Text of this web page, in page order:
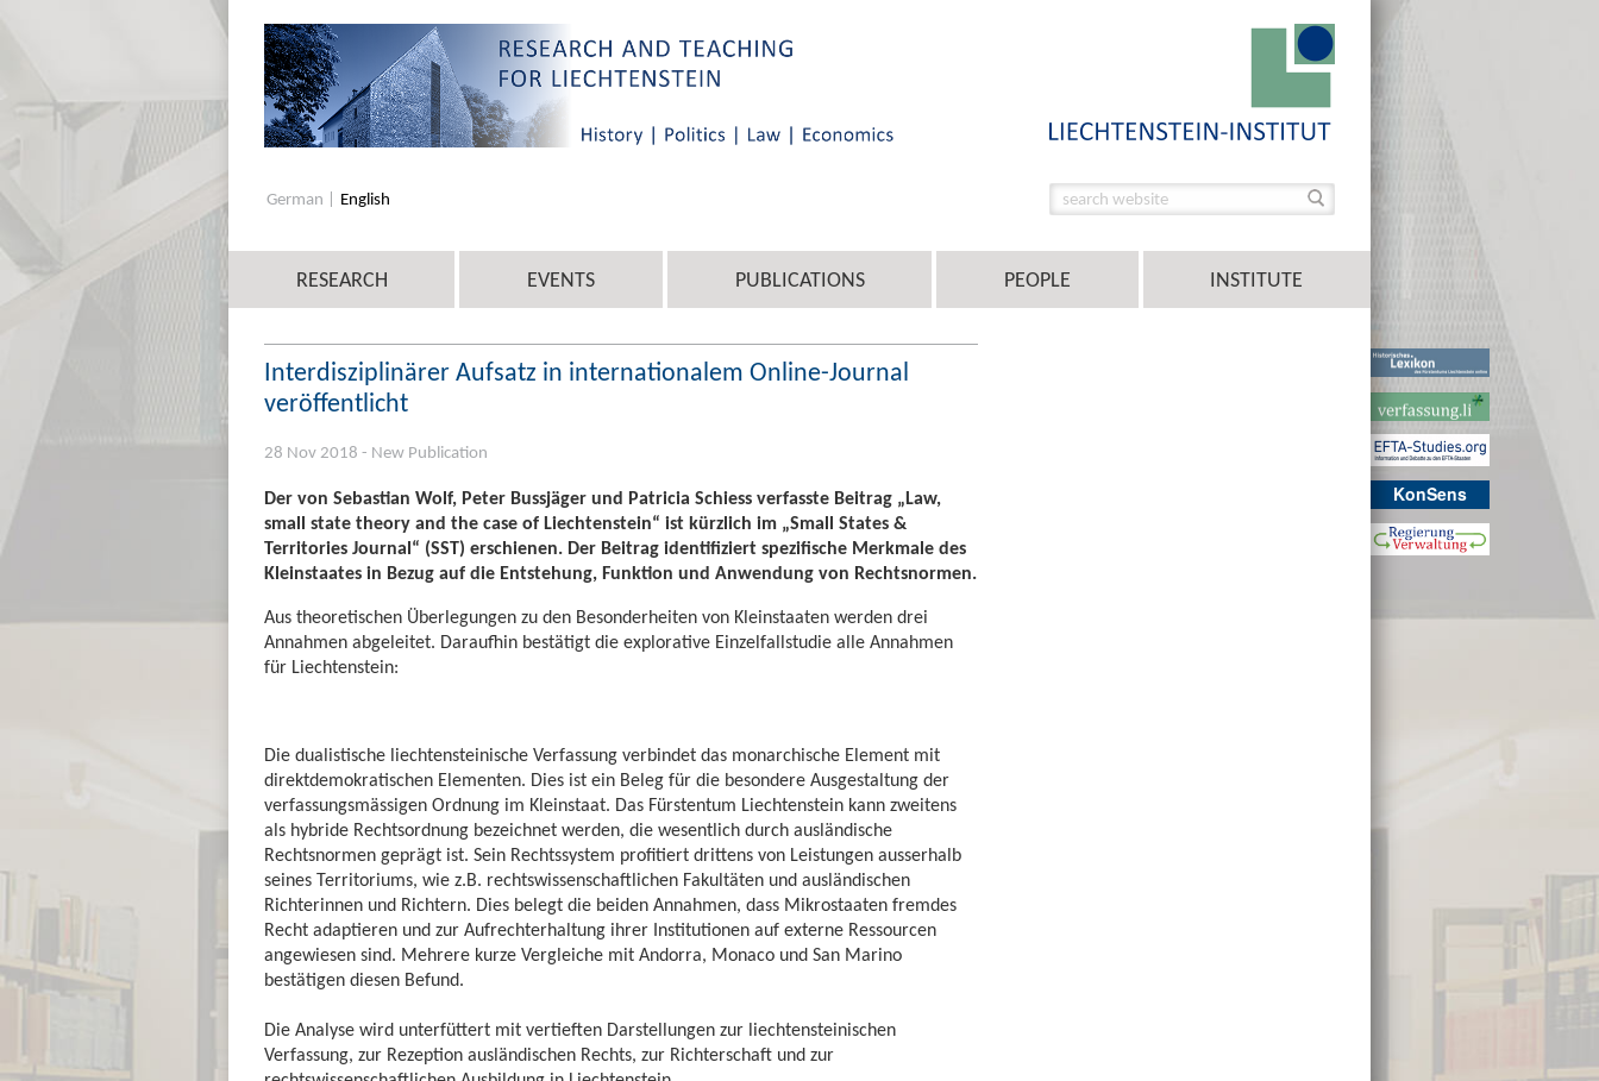
KonSens
German English
RESEARCH EVENTS PUBLICATIONS PEOPLE INSTITUTE
Interdisziplinärer Aufsatz in internationalem Online-Journal
veröffentlicht
28 Nov 2018 - New Publication
Der von Sebastian Wolf, Peter Bussjäger und Patricia Schiess verfasste Beitrag „Law,
small state theory and the case of Liechtenstein“ ist kürzlich im „Small States &
Territories Journal“ (SST) erschienen. Der Beitrag identifiziert spezifische Merkmale des
Kleinstaates in Bezug auf die Entstehung, Funktion und Anwendung von Rechtsnormen.
Aus theoretischen Überlegungen zu den Besonderheiten von Kleinstaaten werden drei
Annahmen abgeleitet. Daraufhin bestätigt die explorative Einzelfallstudie alle Annahmen
für Liechtenstein:
Die dualistische liechtensteinische Verfassung verbindet das monarchische Element mit
direktdemokratischen Elementen. Dies ist ein Beleg für die besondere Ausgestaltung der
verfassungsmässigen Ordnung im Kleinstaat. Das Fürstentum Liechtenstein kann zweitens
als hybride Rechtsordnung bezeichnet werden, die wesentlich durch ausländische
Rechtsnormen geprägt ist. Sein Rechtssystem profitiert drittens von Leistungen ausserhalb
seines Territoriums, wie z.B. rechtswissenschaftlichen Fakultäten und ausländischen
Richterinnen und Richtern. Dies belegt die beiden Annahmen, dass Mikrostaaten fremdes
Recht adaptieren und zur Aufrechterhaltung ihrer Institutionen auf externe Ressourcen
angewiesen sind. Mehrere kurze Vergleiche mit Andorra, Monaco und San Marino
bestätigen diesen Befund.
Die Analyse wird unterfüttert mit vertieften Darstellungen zur liechtensteinischen
Verfassung, zur Rezeption ausländischen Rechts, zur Richterschaft und zur